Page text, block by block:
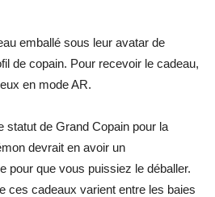
emballé sous leur avatar de
de copain. Pour recevoir le cadeau,
en mode AR.
statut de Grand Copain pour la
devrait en avoir un
pour que vous puissiez le déballer.
ces cadeaux varient entre les baies